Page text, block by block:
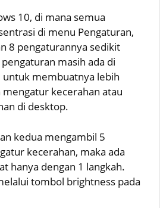
10, di mana semua
di menu Pengaturan,
8 pengaturannya sedikit
masih ada di
untuk membuatnya lebih
mengatur kecerahan atau
di desktop.
kedua mengambil 5
kecerahan, maka ada
hanya dengan 1 langkah.
tombol brightness pada